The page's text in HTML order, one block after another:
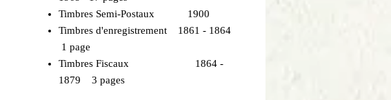
Timbres Semi-Postaux 1900
Timbres d'enregistrement 1861 - 1864
1 page
Timbres Fiscaux 1864 -
1879 3 pages